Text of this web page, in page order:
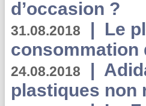
d’occasion ?
31.08.2018 | Le
consommation
24.08.2018 |
plastiques non